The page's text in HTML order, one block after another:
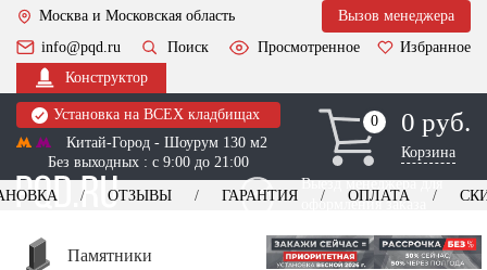
Москва и Московская область
Вызов менеджера
info@pqd.ru
Поиск Просмотренное
Избранное
Конструктор
Установка на ВСЕХ кладбищах
Китай-Город - Шоурум 130 м2
Без выходных : с 9:00 до 21:00
0
0 0 руб.
Корзина
Выезд менеджера для
оформления заказа
+7 (495) 518-44-23
ОТЗЫВЫ ГАРАНТИЯ ОПЛАТА
Памятники